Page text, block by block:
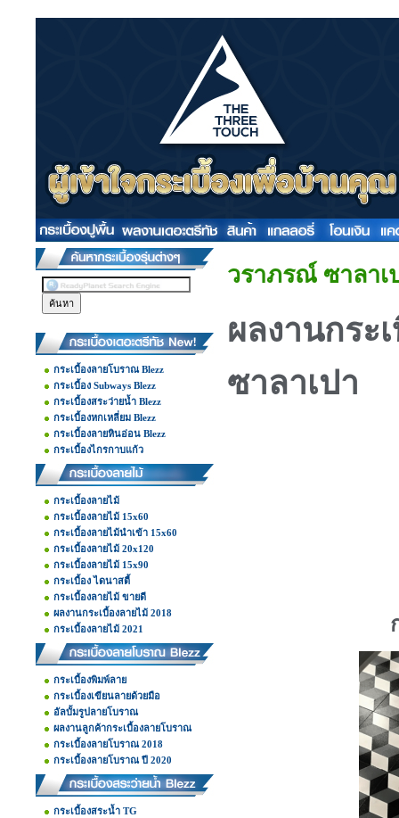
กระเบื้องลายโบราณ Blezz
กระเบื้อง Subways Blezz
กระเบื้องสระว่ายน้ำ Blezz
กระเบื้องหกเหลี่ยม Blezz
กระเบื้องลายหินอ่อน Blezz
กระเบื้องไกรกาบแก้ว
กระเบื้องลายไม้
กระเบื้องลายไม้ 15x60
กระเบื้องลายไม้นำเข้า 15x60
กระเบื้องลายไม้ 20x120
กระเบื้องลายไม้ 15x90
กระเบื้อง ไดนาสตี้
กระเบื้องลายไม้ ขายดี
ผลงานกระเบื้องลายไม้ 2018
กระเบื้องลายไม้ 2021
กระเบื้องพิมพ์ลาย
กระเบื้องเขียนลายด้วยมือ
อัลบั้มรูปลายโบราณ
ผลงานลูกค้ากระเบื้องลายโบราณ
กระเบื้องลายโบราณ 2018
กระเบื้องลายโบราณ ปี 2020
กระเบื้องสระน้ำ TG
วราภรณ์ ซาลาเ
ผลงานกร
ซาลาเปา